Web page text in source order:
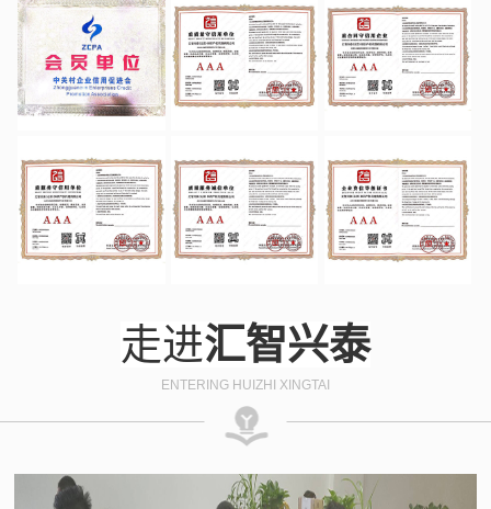
走进汇智兴泰
ENTERING HUIZHI XINGTAI